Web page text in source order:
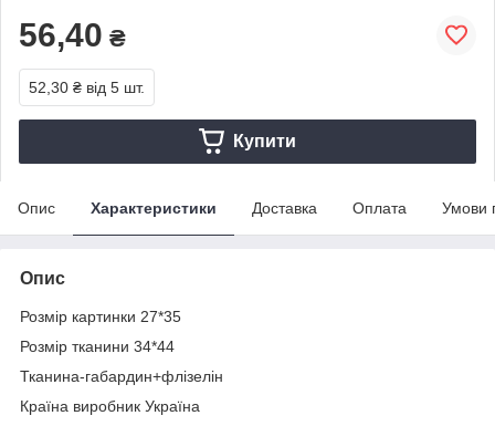
56,40 ₴
52,30 ₴ від 5 шт.
Купити
Опис Характеристики Доставка Оплата Умови
Опис
Розмір картинки 27*35
Розмір тканини 34*44
Тканина-габардин+флізелін
Країна виробник Україна